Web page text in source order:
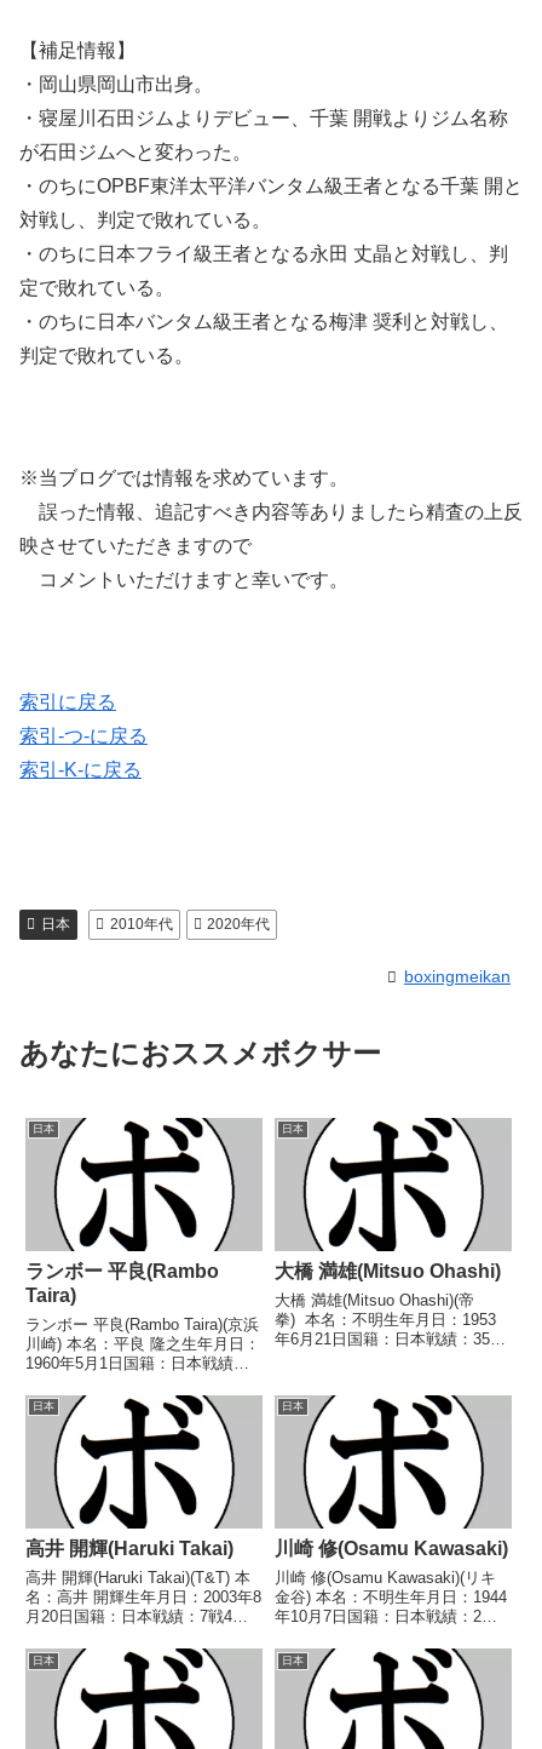
【補足情報】
・岡山県岡山市出身。
・寝屋川石田ジムよりデビュー、千葉 開戦よりジム名称
が石田ジムへと変わった。
・のちにOPBF東洋太平洋バンタム級王者となる千葉 開と
対戦し、判定で敗れている。
・のちに日本フライ級王者となる永田 丈晶と対戦し、判
定で敗れている。
・のちに日本バンタム級王者となる梅津 奨利と対戦し、
判定で敗れている。
※当ブログでは情報を求めています。
誤った情報、追記すべき内容等ありましたら精査の上反
映させていただきますので
コメントいただけますと幸いです。
索引に戻る
索引-つ-に戻る
索引-K-に戻る
日本 2010年代 2020年代
boxingmeikan
あなたにおススメボクサー
日本
ランボー 平良(Rambo
Taira)
ランボー 平良(Rambo Taira)(京浜
川崎) 本名：平良 隆之生年月日：
1960年5月1日国籍：日本戦績：
トル】1985年度東日本スーパー
バンタム級新人王 【戦歴】
1983/12/12 ○1R...
日本
大橋 満雄(Mitsuo Ohashi)
大橋 満雄(Mitsuo Ohashi)(帝
拳) 本名：不明生年月日：1953
年6月21日国籍：日本戦績：35戦
級新人王 【戦歴】1970/08/30
○1RKO...
日本
高井 開輝(Haruki Takai)
高井 開輝(Haruki Takai)(T&T) 本
名：高井 開輝生年月日：2003年8
月20日国籍：日本戦績：7戦4勝
し 【戦歴】2021/08/02
○4RTKO 馬場 礼嗣(ラウンド
BS)2021...
日本
川崎 修(Osamu Kawasaki)
川崎 修(Osamu Kawasaki)(リキ
金谷) 本名：不明生年月日：1944
年10月7日国籍：日本戦績：2戦2
歴】1968/12/01 ●4R判定 (採点
不明) 山本 哲也(福岡中
央)1969/07/13...
日本 日本